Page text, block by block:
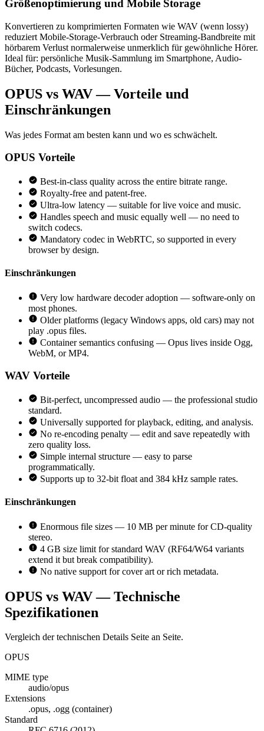
Größenoptimierung und Mobile Storage
Konvertieren zu komprimierten Formaten wie WAV (wenn lossy)
reduziert Mobile-Storage-Verbrauch oder Streaming-Bandbreite mit
hörbarem Verlust normalerweise unmerklich für gewöhnliche Hörer.
Ideal für: persönliche Musik-Sammlung im Smartphone, Audio-
Bücher, Podcasts, Vorlesungen.
OPUS vs WAV — Vorteile und
Einschränkungen
Was jedes Format am besten kann und wo es schwächelt.
OPUS Vorteile
Best-in-class quality across the entire bitrate range.
Royalty-free and patent-free.
Ultra-low latency — suitable for live voice and music.
Handles speech and music equally well — no need to
switch codecs.
Mandatory codec in WebRTC, so supported in every
browser by design.
Einschränkungen
Very low hardware decoder adoption — software-only on
most phones.
Older platforms (legacy Windows apps, old cars) may not
play .opus files.
Container semantics confusing — Opus lives inside Ogg,
WebM, or MP4.
WAV Vorteile
Bit-perfect, uncompressed audio — the professional studio
standard.
Universally supported for playback, editing, and analysis.
No re-encoding penalty — edit and save repeatedly with
zero quality loss.
Simple internal structure — easy to parse
programmatically.
Supports up to 32-bit float and 384 kHz sample rates.
Einschränkungen
Enormous file sizes — 10 MB per minute for CD-quality
stereo.
4 GB size limit for standard WAV (RF64/W64 variants
extend it but break compatibility).
No native support for cover art or rich metadata.
OPUS vs WAV — Technische
Spezifikationen
Vergleich der technischen Details Seite an Seite.
OPUS
MIME type
audio/opus
Extensions
.opus, .ogg (container)
Standard